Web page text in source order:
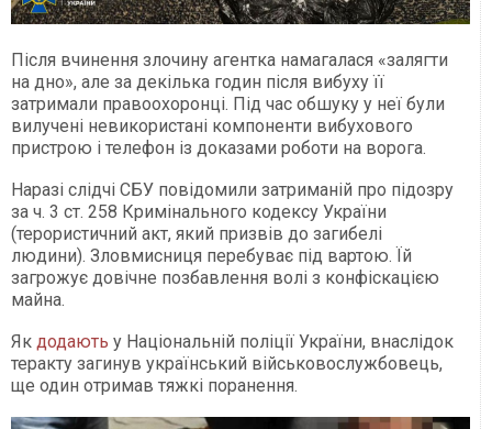
Після вчинення злочину агентка намагалася «залягти
на дно», але за декілька годин після вибуху її
затримали правоохоронці. Під час обшуку у неї були
вилучені невикористані компоненти вибухового
пристрою і телефон із доказами роботи на ворога.
Наразі слідчі СБУ повідомили затриманій про підозру
за ч. 3 ст. 258 Кримінального кодексу України
(терористичний акт, який призвів до загибелі
людини). Зловмисниця перебуває під вартою. Їй
загрожує довічне позбавлення волі з конфіскацією
майна.
Як додають у Національній поліції України, внаслідок
теракту загинув український військовослужбовець,
ще один отримав тяжкі поранення.